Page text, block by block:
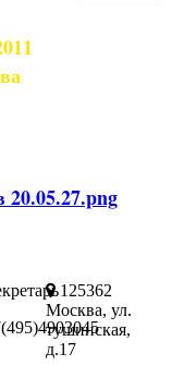
125362
Москва, ул.
тушинская,
д.17